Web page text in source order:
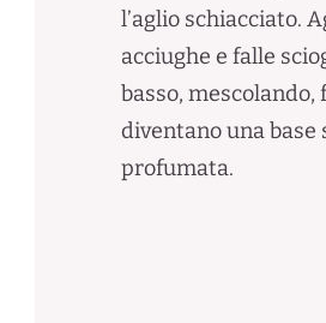
l’aglio schiacciato.
acciughe e falle
basso, mescolando,
diventano una base
profumata.